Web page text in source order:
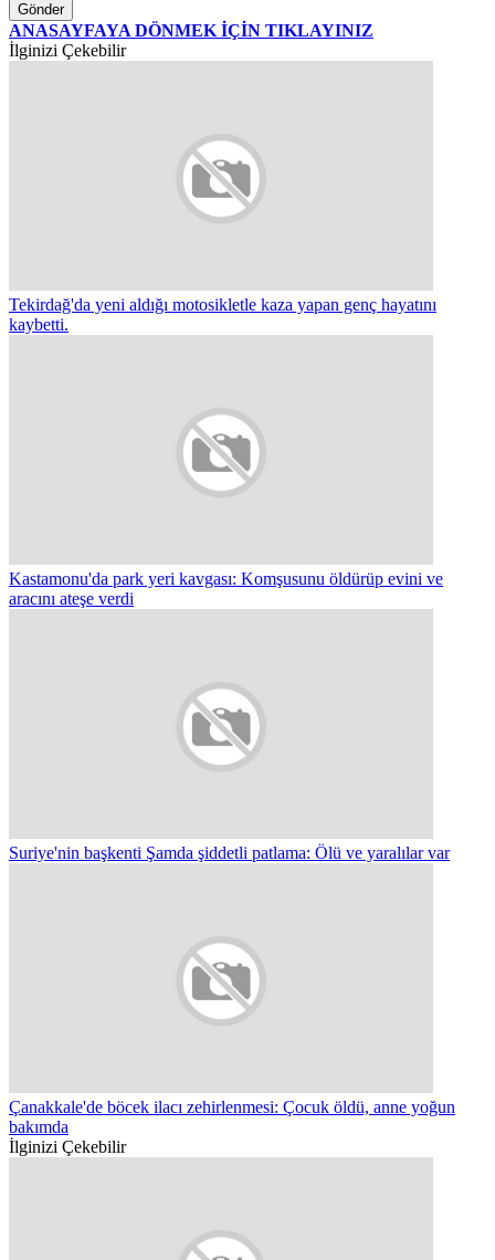
Gönder
ANASAYFAYA DÖNMEK İÇİN TIKLAYINIZ
İlginizi Çekebilir
Tekirdağ'da yeni aldığı motosikletle kaza yapan genç hayatını
kaybetti.
Kastamonu'da park yeri kavgası: Komşusunu öldürüp evini ve
aracını ateşe verdi
Suriye'nin başkenti Şamda şiddetli patlama: Ölü ve yaralılar var
Çanakkale'de böcek ilacı zehirlenmesi: Çocuk öldü, anne yoğun
bakımda
İlginizi Çekebilir